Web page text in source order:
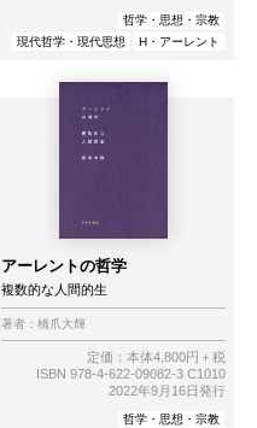
哲学・思想・宗教
現代哲学・現代思想
H・アーレント
アーレントの哲学
複数的な人間的生
著者： 橋爪大輝
定価：本体4,800円＋税
ISBN 978-4-622-09082-3 C1010
2022年9月16日発行
哲学・思想・宗教